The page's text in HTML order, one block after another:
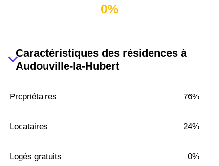
0%
Caractéristiques des résidences à
Audouville-la-Hubert
Propriétaires 76%
Locataires 24%
Logés gratuits 0%